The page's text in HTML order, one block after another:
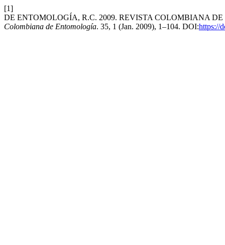
[1]
DE ENTOMOLOGÍA, R.C. 2009. REVISTA COLOMBIANA
Colombiana de Entomología. 35, 1 (Jan. 2009), 1–104. DOI:https://